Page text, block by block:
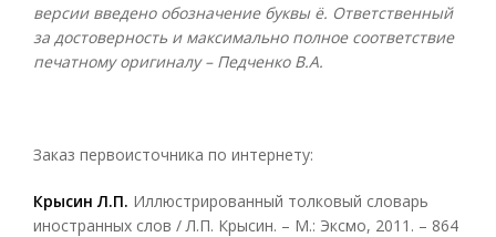
версии введено обозначение буквы ё. Ответственный
за достоверность и максимально полное соответствие
печатному оригиналу – Педченко В.А.
Заказ первоисточника по интернету:
Крысин Л.П. Иллюстрированный толковый словарь
иностранных слов / Л.П. Крысин. – М.: Эксмо, 2011. – 864